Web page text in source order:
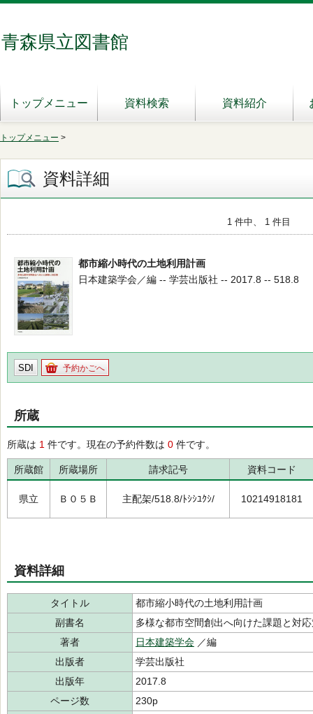
青森県立図書館
トップメニュー 資料検索 資料紹介
トップメニュー >
資料詳細
1 件中、 1 件目
都市縮小時代の土地利用計画
日本建築学会／編 -- 学芸出版社 -- 2017.8 -- 518.8
SDI 予約かごへ
所蔵
所蔵は 1 件です。現在の予約件数は 0 件です。
所蔵館 所蔵場所 請求記号 資料コード
県立 Ｂ０５Ｂ 主配架/518.8/ﾄｼｼﾕｸｼ/ 10214918181
資料詳細
タイトル
都市縮小時代の土地利用計画
副書名
多様な都市空間創出へ向けた課題と対
著者
日本建築学会 ／編
出版者
学芸出版社
出版年
2017.8
ページ数
230p